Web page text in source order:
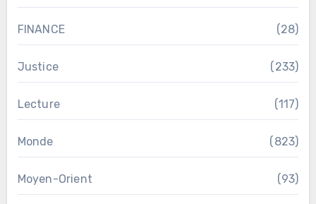
FINANCE (28)
Justice (233)
Lecture (117)
Monde (823)
Moyen-Orient (93)